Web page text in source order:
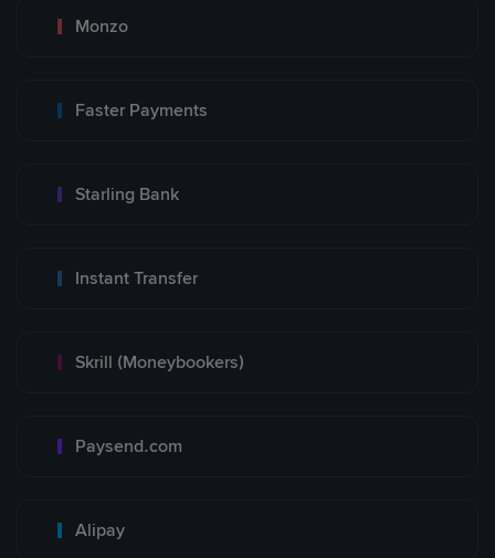
Monzo
Faster Payments
Starling Bank
Instant Transfer
Skrill (Moneybookers)
Paysend.com
Alipay